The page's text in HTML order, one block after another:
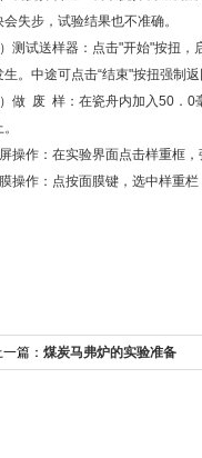
失步，试验结果也不准确。
）测试送样器：点击"开始"按扭
。中途可点击“结束"按扭强制返回
）做 废 样：在瓷舟内加入50
。
操作：在实验界面点击样重框
操作：点按面膜键，选中样重栏
篇： 煤炭马弗炉的实验准备